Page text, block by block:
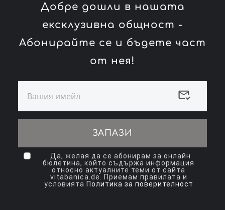
Добре дошли в нашата
ексклузивна общност -
Абонирайте се и бъдете част
от нея!
ЗАПАЗИ
Да, желая да се абонирам за онлайн
бюлетина, който съдържа информация
относно актуалните теми от сайта
vitabanica.de. Приемам правилата и
условията Политика за поверителност